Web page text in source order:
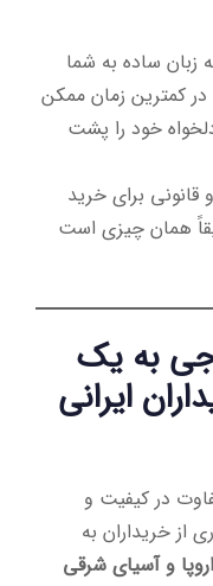
زبان ساده به شما
کمترین زمان ممکن
خود را پشت
قانونی برای خرید
همان چیزی است
به یک
ایرانی
در کیفیت و
از خریداران به
و آسیای شرقی